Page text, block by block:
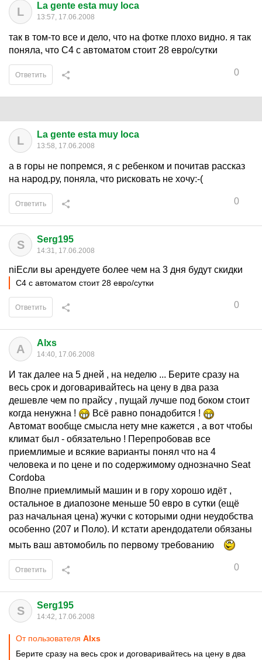
L La gente esta muy loca
13:57, 17.06.2008
так в том-то все и дело, что на фотке плохо видно. я так
поняла, что С4 с автоматом стоит 28 евро/сутки
0
Ответить
L La gente esta muy loca
13:58, 17.06.2008
а в горы не попремся, я с ребенком и почитав рассказ
на народ.ру, поняла, что рисковать не хочу:-(
0
Ответить
S Serg195
14:31, 17.06.2008
niЕсли вы арендуете более чем на 3 дня будут скидки
С4 с автоматом стоит 28 евро/сутки
0
Ответить
A Alxs
14:40, 17.06.2008
И так далее на 5 дней , на неделю ... Берите сразу на
весь срок и договаривайтесь на цену в два раза
дешевле чем по прайсу , пущай лучше под боком стоит
когда ненужна !
Всё равно понадобится !
Автомат вообще смысла нету мне кажется , а вот чтобы
климат был - обязательно ! Перепробовав все
приемлимые и всякие варианты понял что на 4
человека и по цене и по содержимому однозначно Seat
Cordoba
Вполне приемлимый машин и в гору хорошо идёт ,
остальное в диапозоне меньше 50 евро в сутки (ещё
раз начальная цена) жучки с которыми одни неудобства
особенно (207 и Поло). И кстати арендодатели обязаны
мыть ваш автомобиль по первому требованию
0
Ответить
S Serg195
14:42, 17.06.2008
От пользователя Alxs
Берите сразу на весь срок и договаривайтесь на цену в два